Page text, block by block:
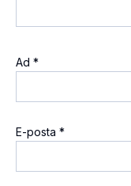
Ad *
E-posta *